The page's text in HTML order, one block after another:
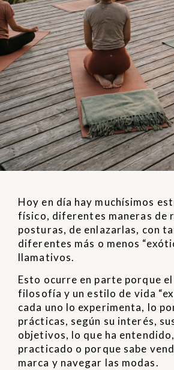
Hoy en día hay muchísimos
físico, diferentes maneras de
posturas, de enlazarlas, con
diferentes más o menos
llamativos.
Esto ocurre en parte porque el
filosofía y un estilo de vida
cada uno lo experimenta, lo
prácticas, según su interés,
objetivos, lo que ha
practicado o porque sabe
marca y navegar las modas.